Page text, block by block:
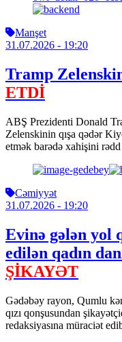
Manşet
31.07.2026 - 19:20
Tramp
ETDİ
ABŞ Prezidenti Donald
Zelenskinin qışa qədər
etmək barədə xahişini
Cəmiyyət
31.07.2026 - 19:20
Evinə gələn yol
edilən qadın
ŞİKAYƏT
Gədəbəy rayon, Qumlu
qızı qonşusundan
redaksiyasına müraciət